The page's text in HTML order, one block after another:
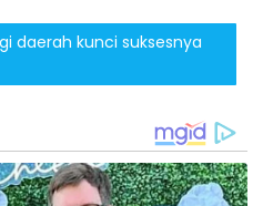
daerah kunci suksesnya